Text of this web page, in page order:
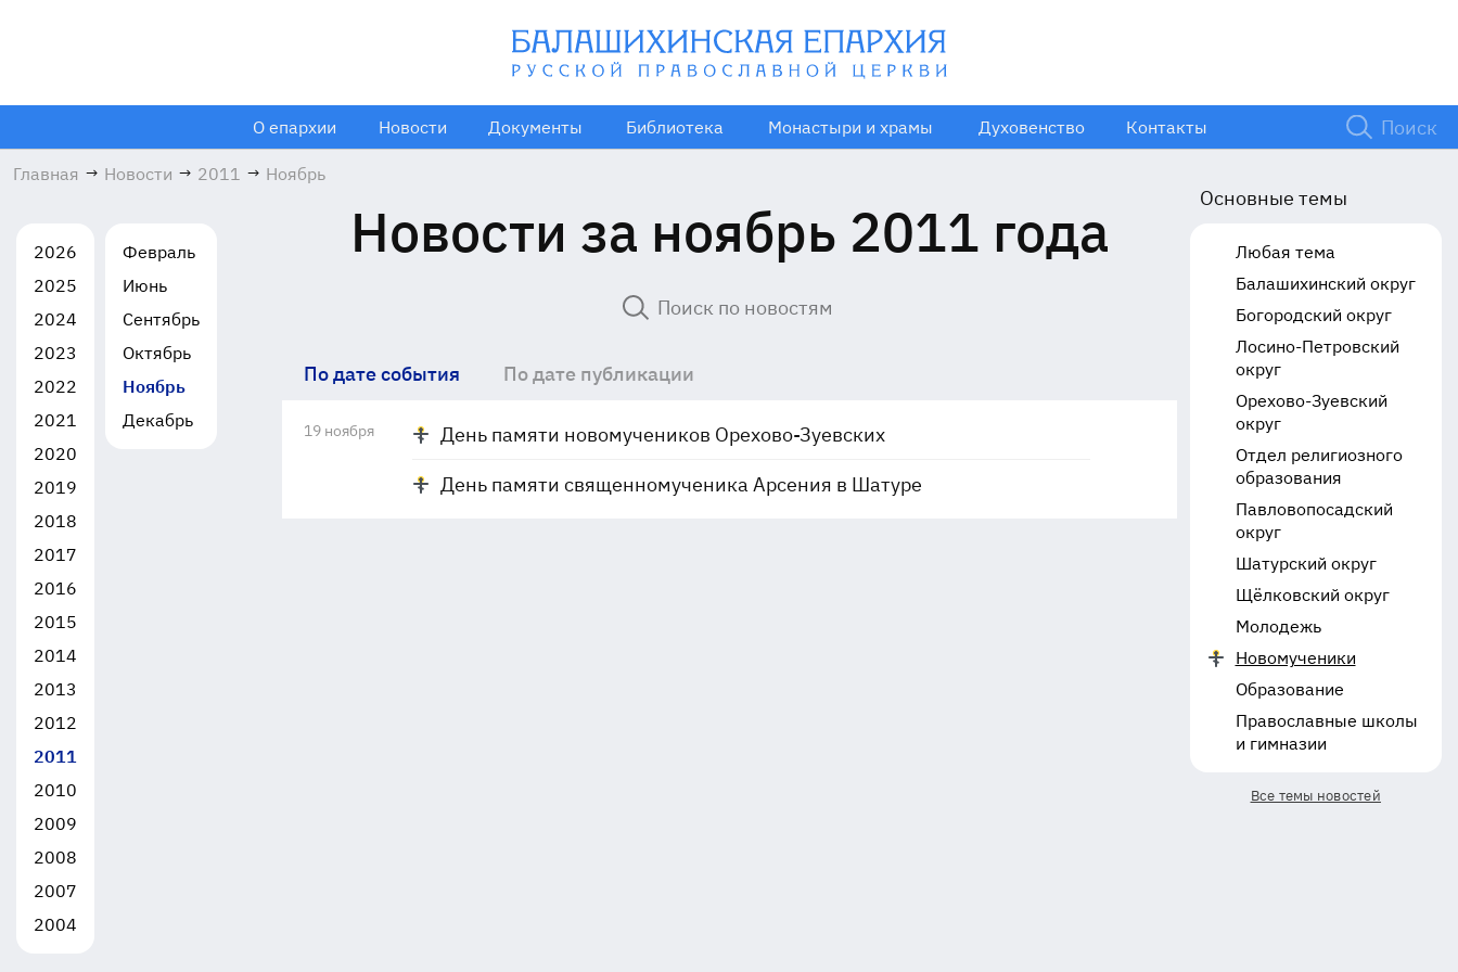
О епархии Новости Документы Библиотека Монастыри и храмы Духовенство Контакты
Главная → Новости → 2011 → Ноябрь
2026
2025
2024
2023
2022
2021
2020
2019
2018
2017
2016
2015
2014
2013
2012
2011
2010
2009
2008
2007
2004
Февраль
Июнь
Сентябрь
Октябрь
Ноябрь
Декабрь
Новости за ноябрь 2011 года
По дате события По дате публикации
19 ноября
День памяти новомучеников Орехово-Зуевских
День памяти священномученика Арсения в Шатуре
Основные темы
Любая тема
Балашихинский округ
Богородский округ
Лосино-Петровский
округ
Орехово-Зуевский
округ
Отдел религиозного
образования
Павловопосадский
округ
Шатурский округ
Щёлковский округ
Молодежь
Новомученики
Образование
Православные школы
и гимназии
Все темы новостей